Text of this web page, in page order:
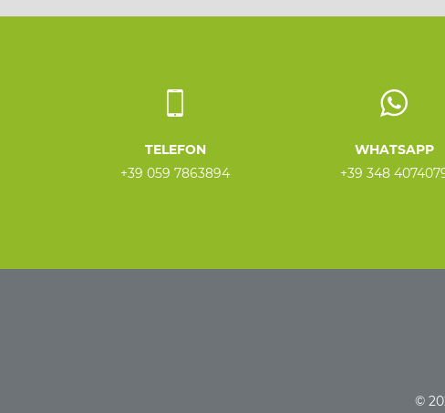
TELEFON
+39 059 7863894
WHATSAPP
+39 348
©